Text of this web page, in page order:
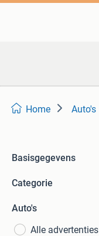
Home Auto's
Basisgegevens
Categorie
Auto's
Alle advertenties